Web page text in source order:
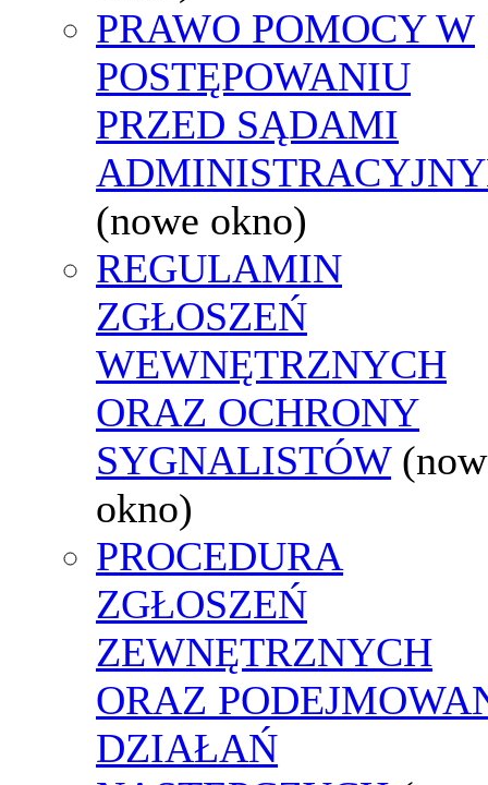
PRAWO POMOCY W
POSTĘPOWANIU
PRZED SĄDAMI
(nowe okno)
REGULAMIN
ZGŁOSZEŃ
WEWNĘTRZNYCH
ORAZ OCHRONY
SYGNALISTÓW
okno)
PROCEDURA
ZGŁOSZEŃ
ZEWNĘTRZNYCH
ORAZ
DZIAŁAŃ